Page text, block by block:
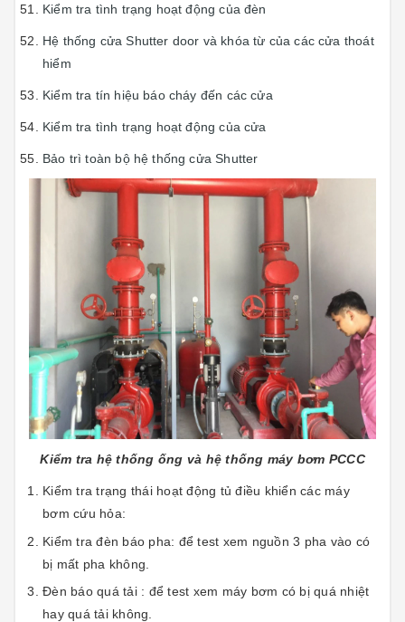
Kiểm tra tình trạng hoạt động của đèn
Hệ thống cửa Shutter door và khóa từ của các cửa thoát
hiểm
Kiểm tra tín hiệu báo cháy đến các cửa
Kiểm tra tình trạng hoạt động của cửa
Bảo trì toàn bộ hệ thống cửa Shutter
Kiểm tra hệ thống ống và hệ thống máy bơm PCCC
Kiểm tra trạng thái hoạt động tủ điều khiển các máy
bơm cứu hỏa:
Kiểm tra đèn báo pha: để test xem nguồn 3 pha vào có
bị mất pha không.
Đèn báo quá tải : để test xem máy bơm có bị quá nhiệt
hay quá tải không.